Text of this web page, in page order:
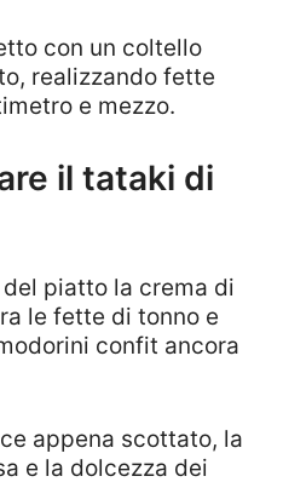
con un coltello
realizzando fette
e mezzo.
il tataki di
piatto la crema di
le fette di tonno e
confit ancora
appena scottato, la
e la dolcezza dei